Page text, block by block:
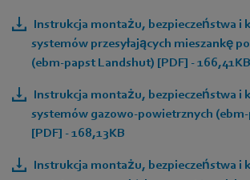
Instrukcja montażu, bezpieczeństwa i
systemów przesyłających mieszankę
(ebm-papst Landshut) [PDF] - 166,41KB
Instrukcja montażu, bezpieczeństwa i
systemów gazowo-powietrznych
[PDF] - 168,13KB
Instrukcja montażu, bezpieczeństwa i